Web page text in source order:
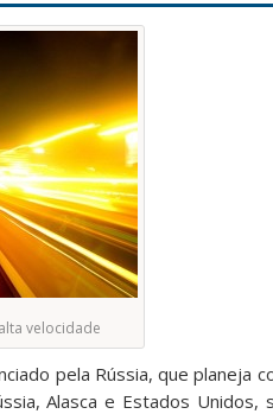
velocidade
pela Rússia, que planeja
Alasca e Estados Unidos,